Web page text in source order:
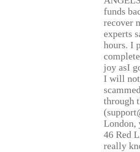
funds
recover
experts
hours. I
joy asI
I will not
through
London,
46 Red
really